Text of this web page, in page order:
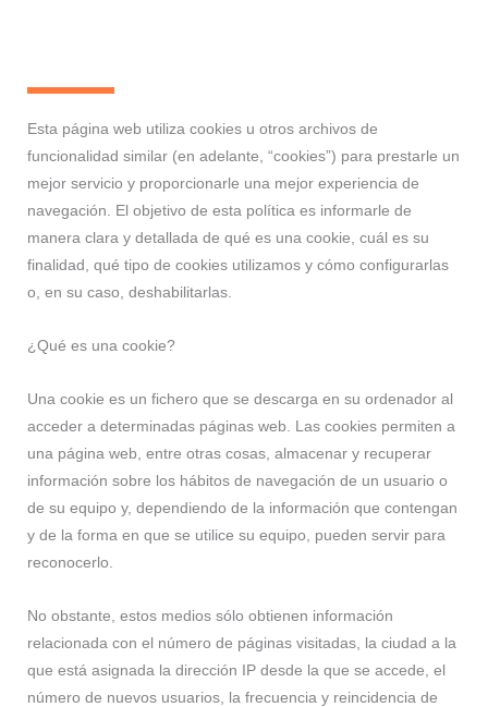
Esta página web utiliza cookies u otros archivos de
funcionalidad similar (en adelante, “cookies”) para prestarle un
mejor servicio y proporcionarle una mejor experiencia de
navegación. El objetivo de esta política es informarle de
manera clara y detallada de qué es una cookie, cuál es su
finalidad, qué tipo de cookies utilizamos y cómo configurarlas
o, en su caso, deshabilitarlas.
¿Qué es una cookie?
Una cookie es un fichero que se descarga en su ordenador al
acceder a determinadas páginas web. Las cookies permiten a
una página web, entre otras cosas, almacenar y recuperar
información sobre los hábitos de navegación de un usuario o
de su equipo y, dependiendo de la información que contengan
y de la forma en que se utilice su equipo, pueden servir para
reconocerlo.
No obstante, estos medios sólo obtienen información
relacionada con el número de páginas visitadas, la ciudad a la
que está asignada la dirección IP desde la que se accede, el
número de nuevos usuarios, la frecuencia y reincidencia de